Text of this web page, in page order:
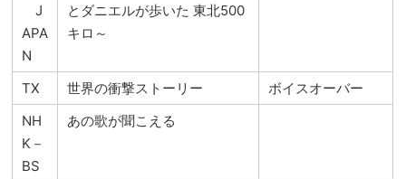
J
APA
N
とダニエルが歩いた 東北500
キロ～
TX 世界の衝撃ストーリー
ボイスオーバー
NH
K－
BS
あの歌が聞こえる